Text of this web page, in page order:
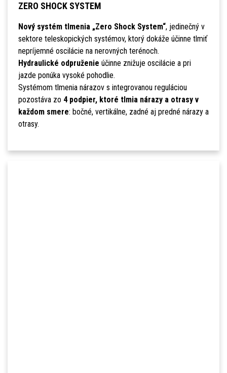
ZERO SHOCK SYSTEM
Nový systém tlmenia „Zero Shock System“, jedinečný v
sektore teleskopických systémov, ktorý dokáže účinne tlmiť
nepríjemné oscilácie na nerovných terénoch.
Hydraulické odpruženie účinne znižuje oscilácie a pri
jazde ponúka vysoké pohodlie.
Systémom tlmenia nárazov s integrovanou reguláciou
pozostáva zo 4 podpier, ktoré tlmia nárazy a otrasy v
každom smere: bočné, vertikálne, zadné aj predné nárazy a
otrasy.